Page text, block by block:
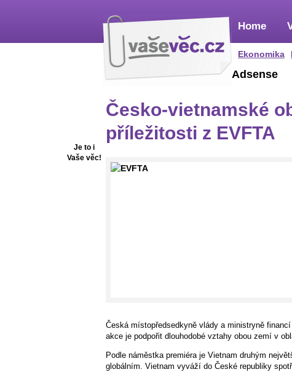
Home
Ekonomika
Je to i
Vaše věc!
Adsense
Česko-vietnamské
příležitosti z EVFTA
Česká místopředsedkyně vlády a ministryně
akce je podpořit dlouhodobé vztahy obou zemí v
Podle náměstka premiéra je Vietnam druhým
globálním. Vietnam vyváží do České republiky